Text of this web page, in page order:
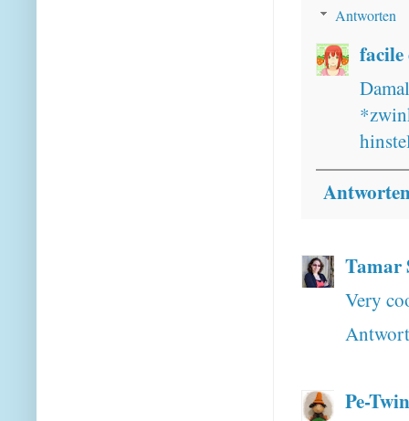
Antworten
facile
Tamar
Very
Pe-